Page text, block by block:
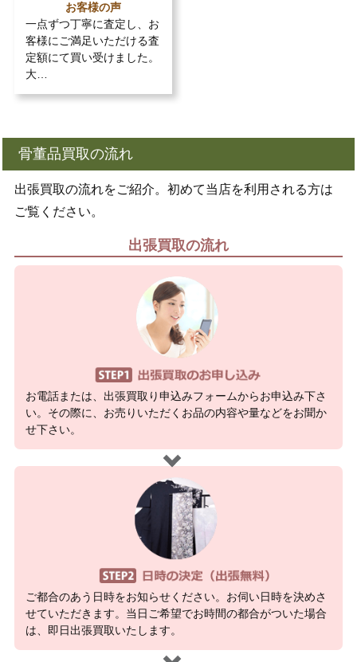
お客様の声
一点ずつ丁寧に査定し、お
客様にご満足いただける査
定額にて買い受けました。
大…
骨董品買取の流れ
出張買取の流れをご紹介。初めて当店を利用される方は
ご覧ください。
出張買取の流れ
お電話または、出張買取り申込みフォームからお申込み下さ
い。その際に、お売りいただくお品の内容や量などをお聞か
せ下さい。
ご都合のあう日時をお知らせください。お伺い日時を決めさ
せていただきます。当日ご希望でお時間の都合がついた場合
は、即日出張買取いたします。